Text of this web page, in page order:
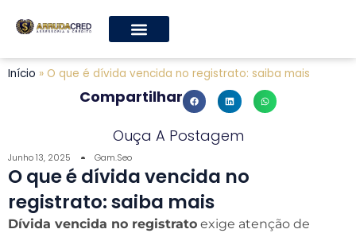
Início » O que é dívida vencida no registrato: saiba mais
Compartilhar
Ouça A Postagem
Junho 13, 2025 Gam.seo
O que é dívida vencida no
registrato: saiba mais
Dívida vencida no registrato exige atenção de